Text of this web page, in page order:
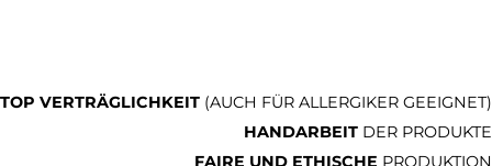
TOP VERTRÄGLICHKEIT (AUCH FÜR ALLERGIKER GEEIGNET)
HANDARBEIT DER PRODUKTE
FAIRE UND ETHISCHE PRODUKTION